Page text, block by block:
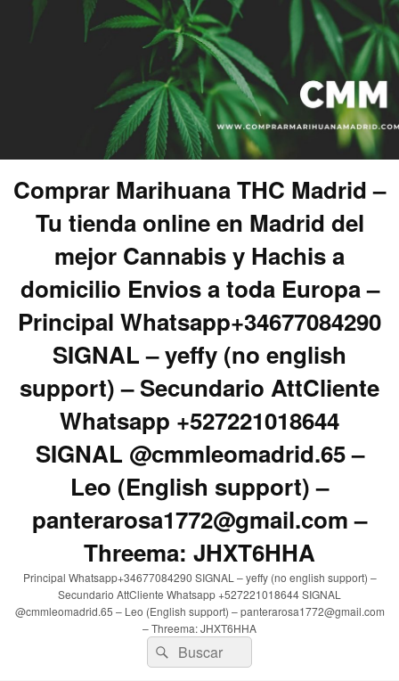
Comprar Marihuana THC Madrid –
Tu tienda online en Madrid del
mejor Cannabis y Hachis a
domicilio Envios a toda Europa –
Principal Whatsapp+34677084290
SIGNAL – yeffy (no english
support) – Secundario AttCliente
Whatsapp +527221018644
SIGNAL @cmmleomadrid.65 –
Leo (English support) –
panterarosa1772@gmail.com –
Threema: JHXT6HHA
Principal Whatsapp+34677084290 SIGNAL – yeffy (no english support) –
Secundario AttCliente Whatsapp +527221018644 SIGNAL
@cmmleomadrid.65 – Leo (English support) – panterarosa1772@gmail.com
– Threema: JHXT6HHA
Buscar
por:
Buscar